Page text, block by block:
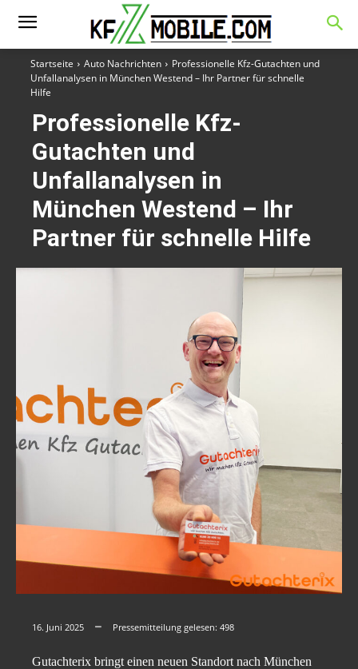
Startseite Auto Nachrichten
Professionelle Kfz-Gutachten und
Unfallanalysen in München Westend – Ihr Partner für schnelle
Hilfe
Professionelle Kfz-
Gutachten und
Unfallanalysen in
München Westend – Ihr
Partner für schnelle Hilfe
16. Juni 2025 Pressemitteilung gelesen: 498
Gutachterix bringt einen neuen Standort nach München